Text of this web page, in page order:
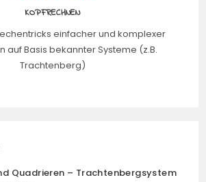
KOPFRECHNEN
einfacher und komplexer
auf Basis bekannter Systeme (z.B.
Trachtenberg)
Quadrieren – Trachtenbergsystem